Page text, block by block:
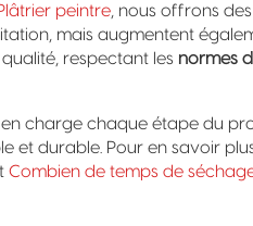
peintre , nous offrons
mais augmentent
respectant les normes
charge chaque étape du
et durable. Pour en savoir
Combien de temps de